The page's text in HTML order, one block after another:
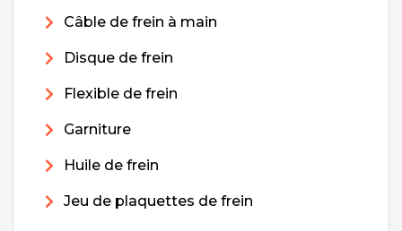
Câble de frein à main
Disque de frein
Flexible de frein
Garniture
Huile de frein
Jeu de plaquettes de frein